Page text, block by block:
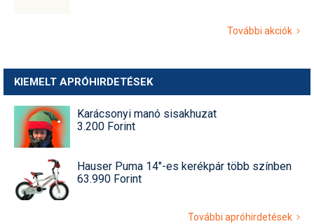
További akciók
KIEMELT APRÓHIRDETÉSEK
Karácsonyi manó sisakhuzat
3.200 Forint
Hauser Puma 14"-es kerékpár több színben
63.990 Forint
További apróhirdetések